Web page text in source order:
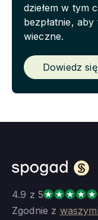
dziełem w tym
bezpłatnie,
wieczne.
Dowiedz
4.9 z 5
Zgodnie z